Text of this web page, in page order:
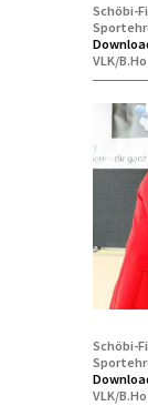
Schöbi-
VLK/
Schöbi-
VLK/